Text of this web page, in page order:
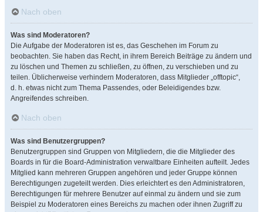
Nach oben
Was sind Moderatoren?
Die Aufgabe der Moderatoren ist es, das Geschehen im Forum zu
beobachten. Sie haben das Recht, in ihrem Bereich Beiträge zu ändern und
zu löschen und Themen zu schließen, zu öffnen, zu verschieben und zu
teilen. Üblicherweise verhindern Moderatoren, dass Mitglieder „offtopic“,
d. h. etwas nicht zum Thema Passendes, oder Beleidigendes bzw.
Angreifendes schreiben.
Nach oben
Was sind Benutzergruppen?
Benutzergruppen sind Gruppen von Mitgliedern, die die Mitglieder des
Boards in für die Board-Administration verwaltbare Einheiten aufteilt. Jedes
Mitglied kann mehreren Gruppen angehören und jeder Gruppe können
Berechtigungen zugeteilt werden. Dies erleichtert es den Administratoren,
Berechtigungen für mehrere Benutzer auf einmal zu ändern und sie zum
Beispiel zu Moderatoren eines Bereichs zu machen oder ihnen Zugriff zu